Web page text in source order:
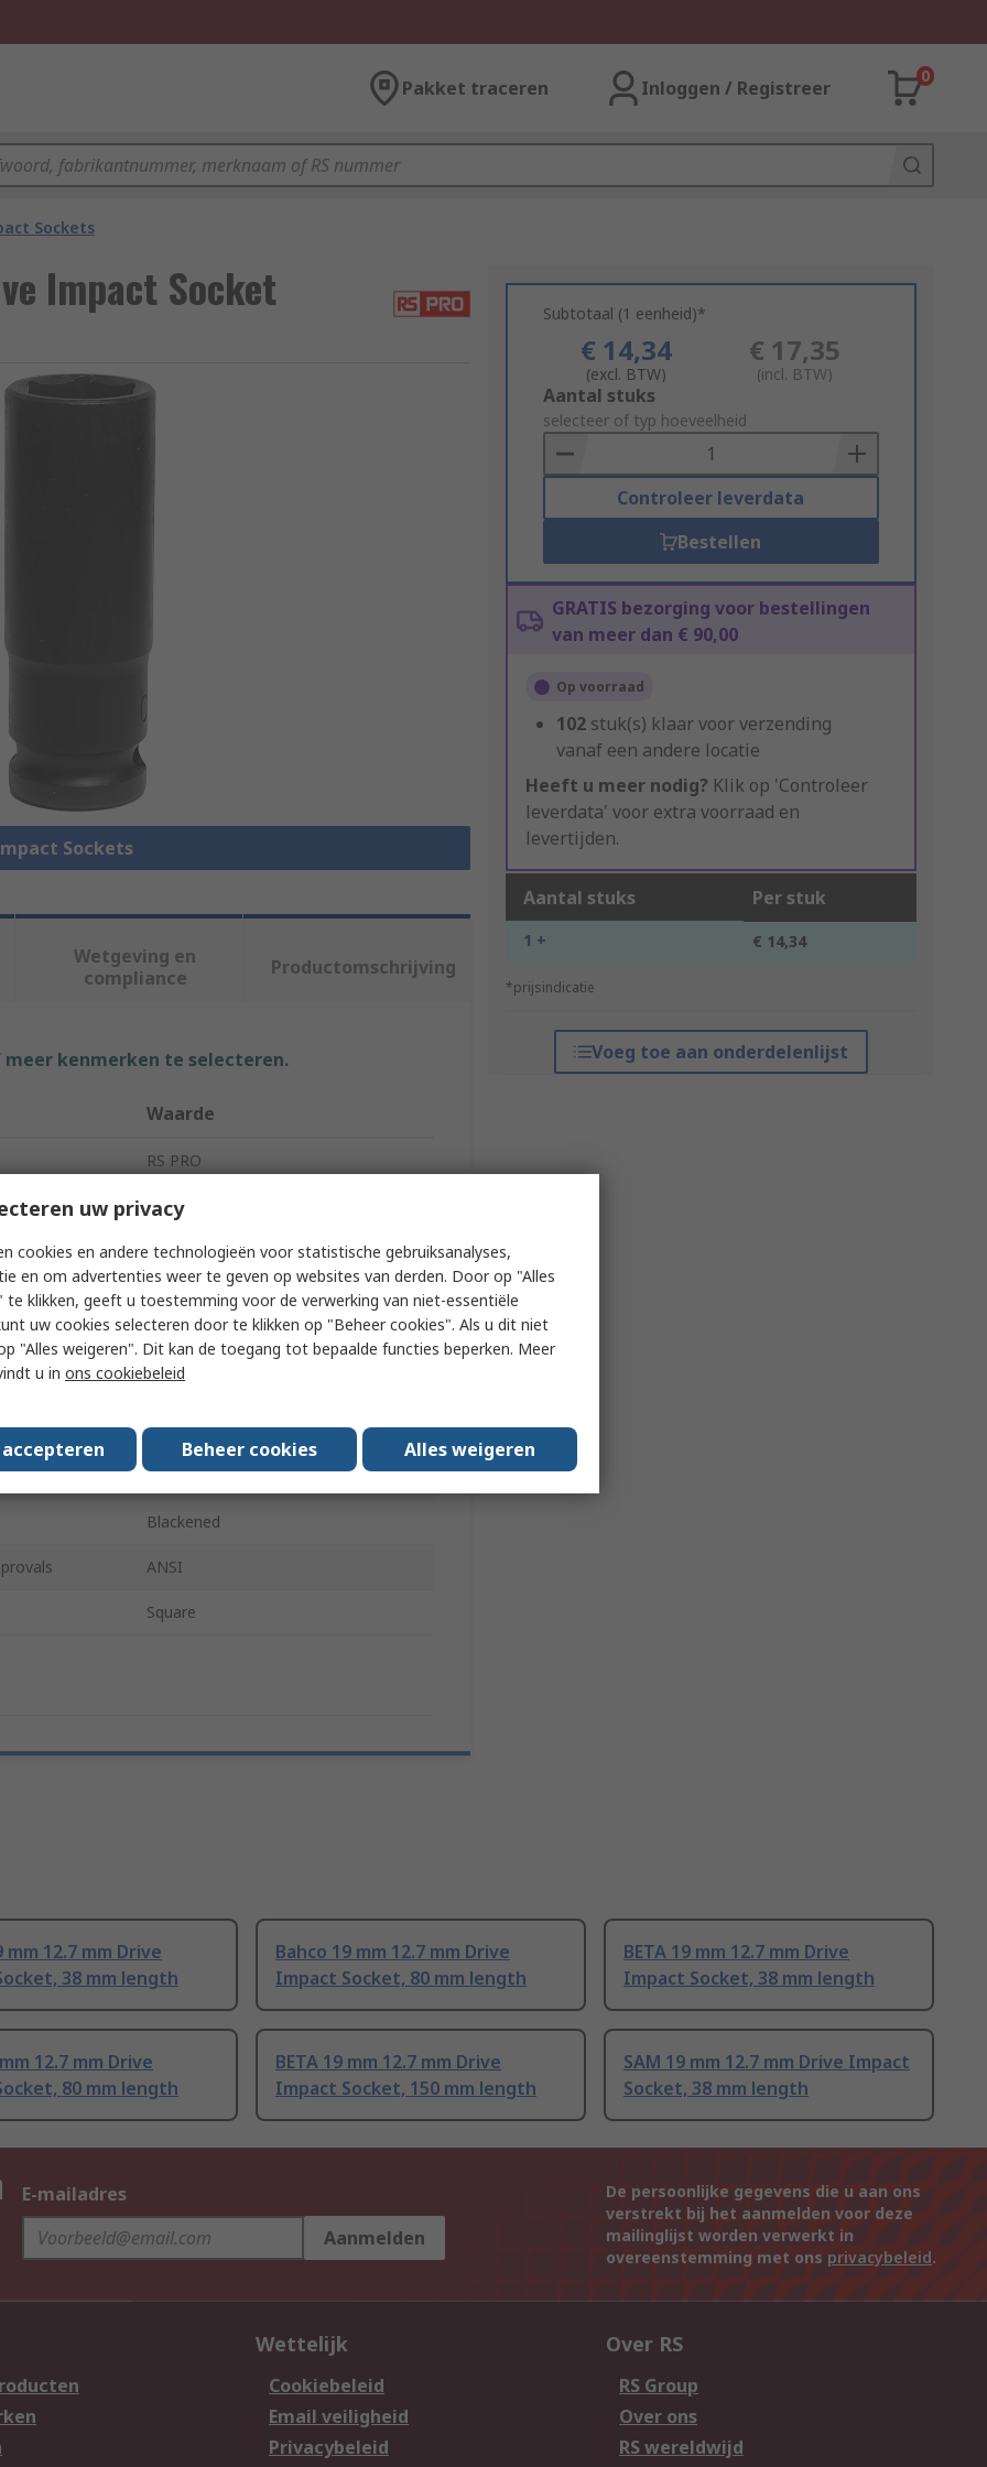
Pakket traceren Inloggen / Registreer
0
Sockets
Impact Socket
Sockets
Subtotaal (1 eenheid)*
€ 14,34
(excl. BTW)
€ 17,35
(incl. BTW)
Add
to
Basket
Aantal stuks
selecteer of typ hoeveelheid
Controleer leverdata
Bestellen
GRATIS bezorging voor bestellingen
van meer dan € 90,00
Op voorraad
102 stuk(s) klaar voor verzending
vanaf een andere locatie
Heeft u meer nodig? Klik op 'Controleer
leverdata' voor extra voorraad en
levertijden.
Aantal stuks Per stuk
1 + € 14,34
*prijsindicatie
Voeg toe aan onderdelenlijst
Wetgeving en
compliance
Productomschrijving
kenmerken te selecteren.
Waarde
RS PRO
Impact Socket
Metric
Deep Impact Socket
19 mm
12.7 mm
1
Chrome Molybdenum Steel
Blackened
ANSI
Square
mm 12.7 mm Drive
38 mm length
Bahco 19 mm 12.7 mm Drive
Impact Socket, 80 mm length
BETA 19 mm 12.7 mm Drive
Impact Socket, 38 mm length
12.7 mm Drive
80 mm length
BETA 19 mm 12.7 mm Drive
Impact Socket, 150 mm length
SAM 19 mm 12.7 mm Drive Impact
Socket, 38 mm length
E-mailadres
Aanmelden
De persoonlijke gegevens die u aan ons
verstrekt bij het aanmelden voor deze
mailinglijst worden verwerkt in
overeenstemming met ons privacybeleid.
Wettelijk
Cookiebeleid
Email veiligheid
Privacybeleid
Over RS
RS Group
Over ons
RS wereldwijd
uw privacy
cookies en andere technologieën voor statistische gebruiksanalyses,
en om advertenties weer te geven op websites van derden. Door op "Alles
te klikken, geeft u toestemming voor de verwerking van niet-essentiële
uw cookies selecteren door te klikken op "Beheer cookies". Als u dit niet
"Alles weigeren". Dit kan de toegang tot bepaalde functies beperken. Meer
u in ons cookiebeleid
Beheer cookies Alles weigeren